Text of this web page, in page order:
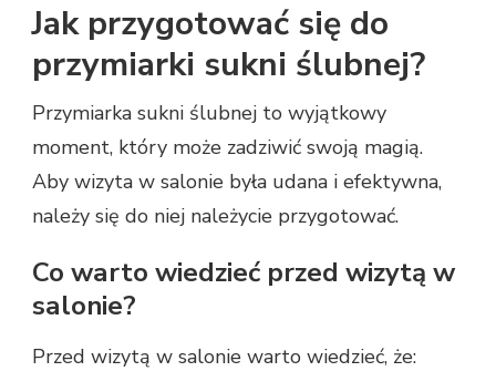
Jak przygotować się do
przymiarki sukni ślubnej?
Przymiarka sukni ślubnej to wyjątkowy
moment, który może zadziwić swoją magią.
Aby wizyta w salonie była udana i efektywna,
należy się do niej należycie przygotować.
Co warto wiedzieć przed wizytą w
salonie?
Przed wizytą w salonie warto wiedzieć, że: